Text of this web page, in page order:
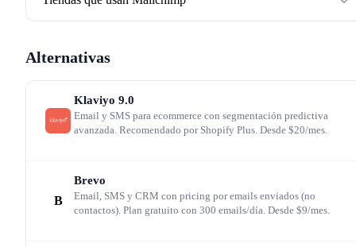
flow y cada recomendación se alimenta del historial de
generalista: sirve igual para una tienda online que para
blog, una consultoría o una ONG.
En segmentación ecommerce, Klaviyo gana por goleada:
dinámicos por comportamiento. Mailchimp ofrece
segmentación predictiva, pero menos granular. En
Alternativas
Klaviyo 9.0
Email y SMS para ecommerce con segmentación predictiva
avanzada. Recomendado por Shopify Plus. Desde $20/mes.
B
Brevo
Email, SMS y CRM con pricing por emails enviados (no
contactos). Plan gratuito con 300 emails/día. Desde $9/mes.